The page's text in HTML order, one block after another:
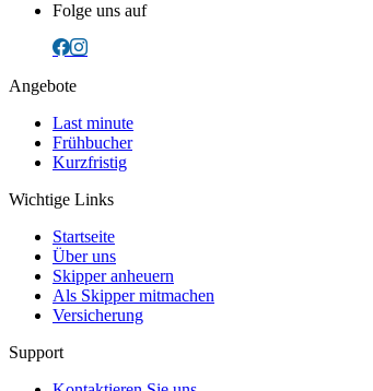
Folge uns auf
Angebote
Last minute
Frühbucher
Kurzfristig
Wichtige Links
Startseite
Über uns
Skipper anheuern
Als Skipper mitmachen
Versicherung
Support